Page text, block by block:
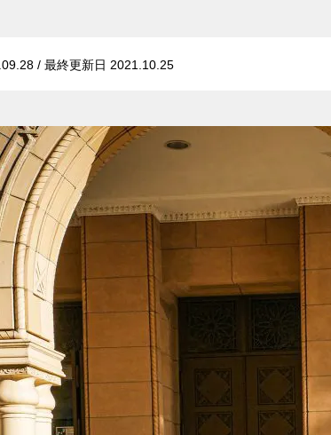
/ 最終更新日 2021.10.25